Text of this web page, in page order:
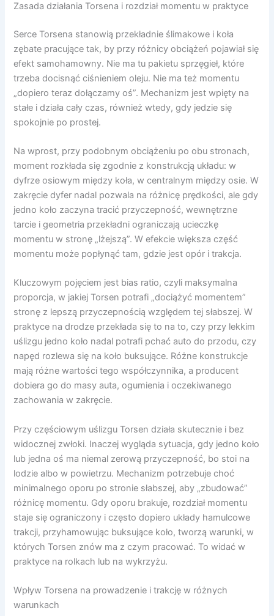
Zasada działania Torsena i rozdział momentu w praktyce
Serce Torsena stanowią przekładnie ślimakowe i koła
zębate pracujące tak, by przy różnicy obciążeń pojawiał się
efekt samohamowny. Nie ma tu pakietu sprzęgieł, które
trzeba docisnąć ciśnieniem oleju. Nie ma też momentu
„dopiero teraz dołączamy oś”. Mechanizm jest wpięty na
stałe i działa cały czas, również wtedy, gdy jedzie się
spokojnie po prostej.
Na wprost, przy podobnym obciążeniu po obu stronach,
moment rozkłada się zgodnie z konstrukcją układu: w
dyfrze osiowym między koła, w centralnym między osie. W
zakręcie dyfer nadal pozwala na różnicę prędkości, ale gdy
jedno koło zaczyna tracić przyczepność, wewnętrzne
tarcie i geometria przekładni ograniczają ucieczkę
momentu w stronę „lżejszą”. W efekcie większa część
momentu może popłynąć tam, gdzie jest opór i trakcja.
Kluczowym pojęciem jest bias ratio, czyli maksymalna
proporcja, w jakiej Torsen potrafi „dociążyć momentem”
stronę z lepszą przyczepnością względem tej słabszej. W
praktyce na drodze przekłada się to na to, czy przy lekkim
uślizgu jedno koło nadal potrafi pchać auto do przodu, czy
napęd rozlewa się na koło buksujące. Różne konstrukcje
mają różne wartości tego współczynnika, a producent
dobiera go do masy auta, ogumienia i oczekiwanego
zachowania w zakręcie.
Przy częściowym uślizgu Torsen działa skutecznie i bez
widocznej zwłoki. Inaczej wygląda sytuacja, gdy jedno koło
lub jedna oś ma niemal zerową przyczepność, bo stoi na
lodzie albo w powietrzu. Mechanizm potrzebuje choć
minimalnego oporu po stronie słabszej, aby „zbudować”
różnicę momentu. Gdy oporu brakuje, rozdział momentu
staje się ograniczony i często dopiero układy hamulcowe
trakcji, przyhamowując buksujące koło, tworzą warunki, w
których Torsen znów ma z czym pracować. To widać w
praktyce na rolkach lub na wykrzyżu.
Wpływ Torsena na prowadzenie i trakcję w różnych
warunkach